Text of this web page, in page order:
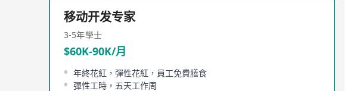
移动开发专家
3-5年學士
$60K-90K/月
年終花紅，彈性花紅，員工免費膳食
彈性工時，五天工作周